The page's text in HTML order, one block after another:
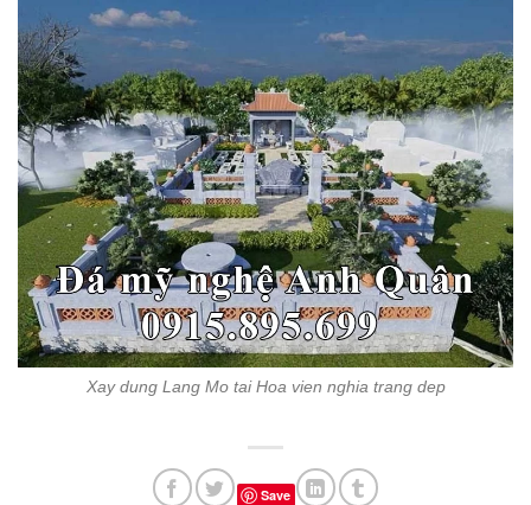
Xay dung Lang Mo tai Hoa vien nghia trang dep
Save